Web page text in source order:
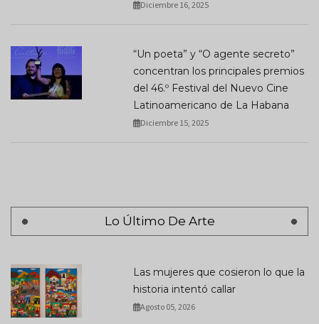
Diciembre 16, 2025
“Un poeta” y “O agente secreto”
concentran los principales premios
del 46.º Festival del Nuevo Cine
Latinoamericano de La Habana
Diciembre 15, 2025
Lo Último De Arte
Las mujeres que cosieron lo que la
historia intentó callar
Agosto 05, 2026